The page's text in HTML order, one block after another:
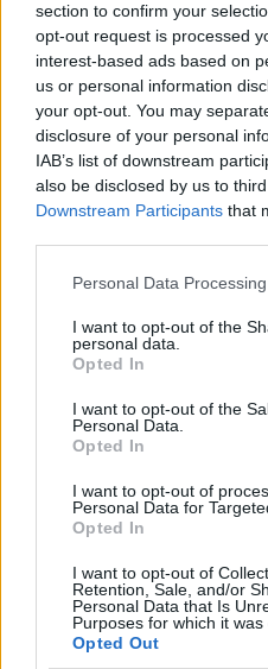
section to confirm your
opt-out request is processed
interest-based ads based on
us or personal information
your opt-out. You may
disclosure of your personal
IAB’s list of downstream
also be disclosed by us to
Downstream Participants that
Please note that this website/
not limited to your visit or
grant or deny consent to
use your data for below
consent section.
Personal Data
I want to opt-out of the
personal data.
Opted In
I want to opt-out of the
Personal Data.
Opted In
I want to opt-out of
Personal Data for
Opted In
I want to opt-out of
Retention, Sale, and/or
Personal Data that Is
Purposes for which it was
Opted Out
Puoi abbonarti asoli
cliccandoqui
Sei già abbonato?
Puoi effettuare
sezioneLogindal
TEMI: Carabinieri Olbia
Matteo Piantedosi
Taser Piantedosi
i tuoi
345 356